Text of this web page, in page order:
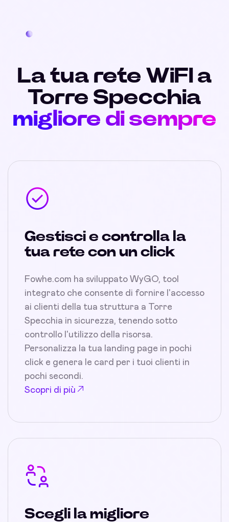
La tua rete WiFI a
Torre Specchia
migliore di sempre
Gestisci e controlla la
tua rete con un click
Fowhe.com ha sviluppato WyGO, tool
integrato che consente di fornire l'accesso
ai clienti della tua struttura a Torre
Specchia in sicurezza, tenendo sotto
controllo l'utilizzo della risorsa.
Personalizza la tua landing page in pochi
click e genera le card per i tuoi clienti in
pochi secondi.
Scopri di più
Scegli la migliore